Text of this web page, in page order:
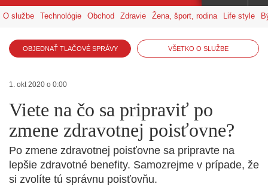
O službe Technológie Obchod Zdravie Žena, šport, rodina Life style
OBJEDNAŤ TLAČOVÉ SPRÁVY VŠETKO O SLUŽBE
1. okt 2020 o 0:00
Viete na čo sa pripraviť po
zmene zdravotnej poisťovne?
Po zmene zdravotnej poisťovne sa pripravte na
lepšie zdravotné benefity. Samozrejme v prípade, že
si zvolíte tú správnu poisťovňu.